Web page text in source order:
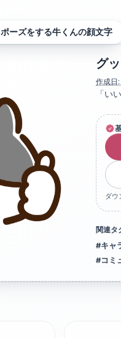
ーズをする牛くんの顔文字
グ
作成日:
「い
ダウ
関連タ
#キャ
#コミ